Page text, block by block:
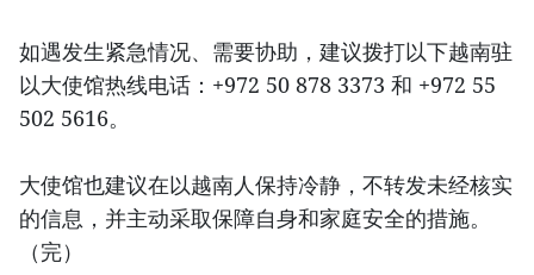
如遇发生紧急情况、需要协助，建议拨打以下越南驻
以大使馆热线电话：+972 50 878 3373 和 +972 55
502 5616。
大使馆也建议在以越南人保持冷静，不转发未经核实
的信息，并主动采取保障自身和家庭安全的措施。
（完）